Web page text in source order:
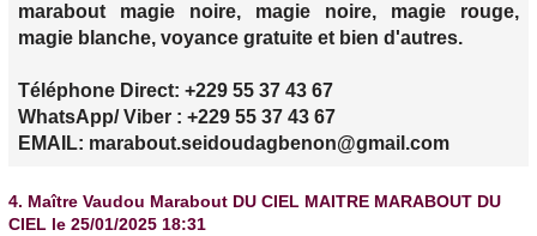
marabout magie noire, magie noire, magie rouge,
magie blanche, voyance gratuite et bien d'autres.
Téléphone Direct: +229 55 37 43 67
WhatsApp/ Viber : +229 55 37 43 67
EMAIL: marabout.seidoudagbenon@gmail.com
4. Maître Vaudou Marabout DU CIEL MAITRE MARABOUT DU
CIEL le 25/01/2025 18:31